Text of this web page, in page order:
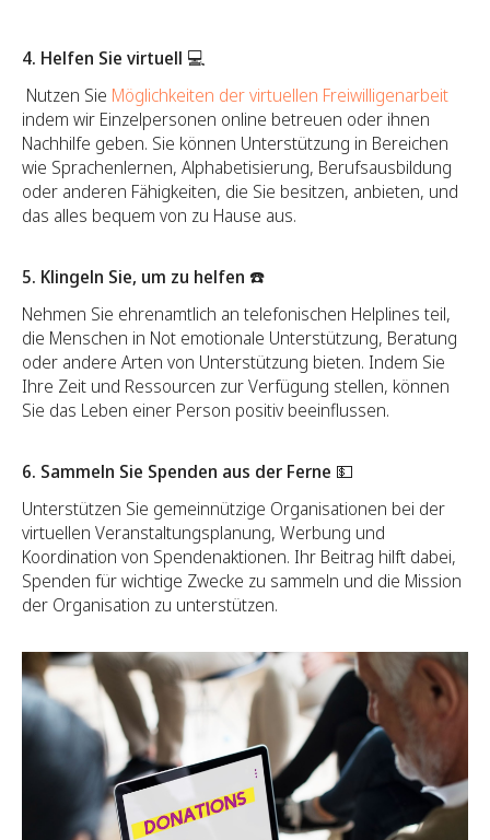
4. Helfen Sie virtuell 💻
Nutzen Sie Möglichkeiten der virtuellen Freiwilligenarbeit
indem wir Einzelpersonen online betreuen oder ihnen
Nachhilfe geben. Sie können Unterstützung in Bereichen
wie Sprachenlernen, Alphabetisierung, Berufsausbildung
oder anderen Fähigkeiten, die Sie besitzen, anbieten, und
das alles bequem von zu Hause aus.
5. Klingeln Sie, um zu helfen ☎️
Nehmen Sie ehrenamtlich an telefonischen Helplines teil,
die Menschen in Not emotionale Unterstützung, Beratung
oder andere Arten von Unterstützung bieten. Indem Sie
Ihre Zeit und Ressourcen zur Verfügung stellen, können
Sie das Leben einer Person positiv beeinflussen.
6. Sammeln Sie Spenden aus der Ferne 💵
Unterstützen Sie gemeinnützige Organisationen bei der
virtuellen Veranstaltungsplanung, Werbung und
Koordination von Spendenaktionen. Ihr Beitrag hilft dabei,
Spenden für wichtige Zwecke zu sammeln und die Mission
der Organisation zu unterstützen.